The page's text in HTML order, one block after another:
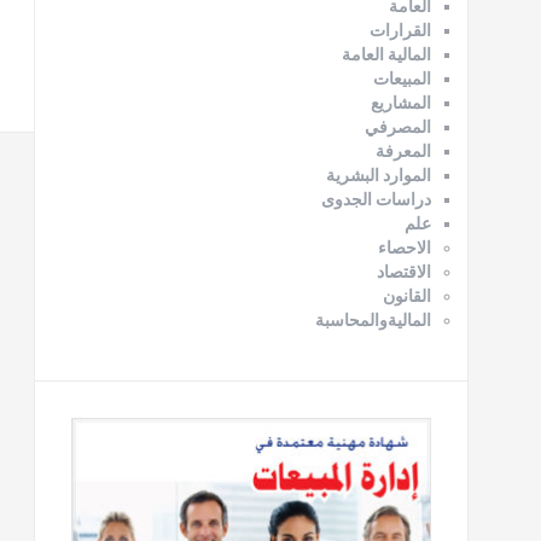
العامة
القرارات
المالية العامة
المبيعات
المشاريع
المصرفي
المعرفة
الموارد البشرية
دراسات الجدوى
علم
الاحصاء
الاقتصاد
القانون
الماليةوالمحاسبة